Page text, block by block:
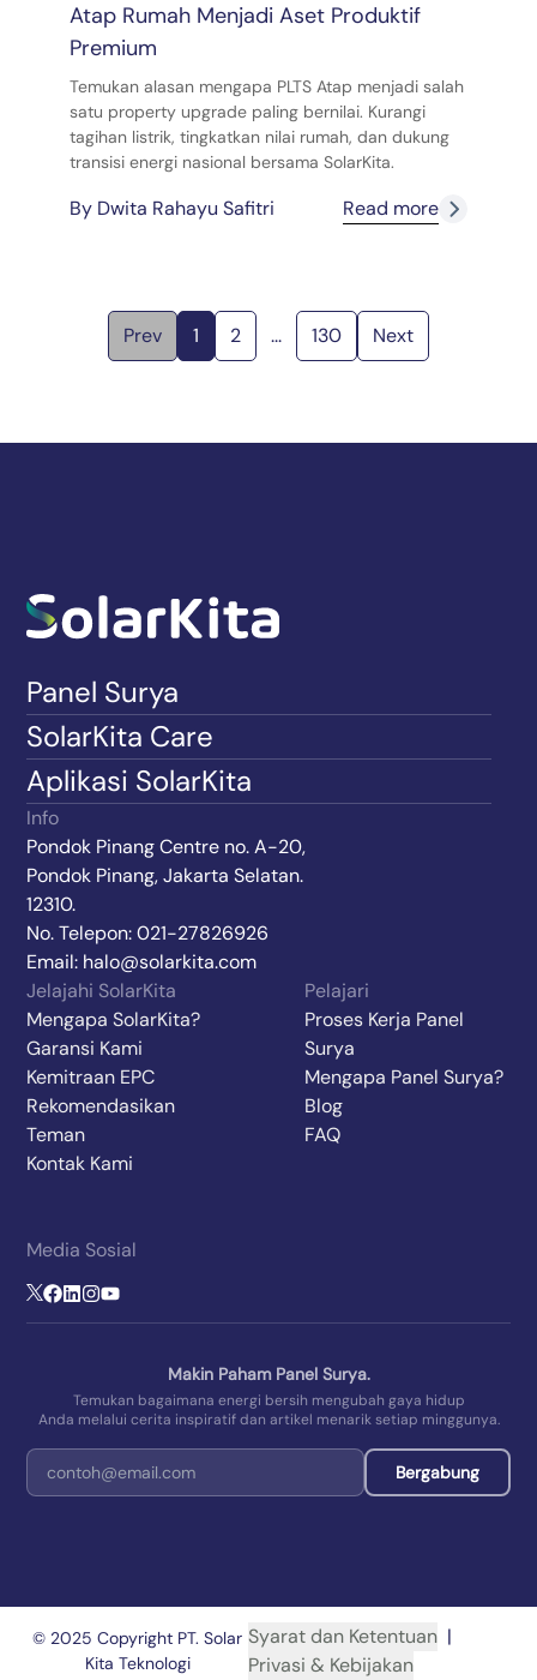
Atap Rumah Menjadi Aset Produktif
Premium
Temukan alasan mengapa PLTS Atap menjadi salah
satu property upgrade paling bernilai. Kurangi
tagihan listrik, tingkatkan nilai rumah, dan dukung
transisi energi nasional bersama SolarKita.
By Dwita Rahayu Safitri Read more
Prev 1 2 ... 130 Next
Panel Surya
SolarKita Care
Aplikasi SolarKita
Info
Pondok Pinang Centre no. A-20,
Pondok Pinang, Jakarta Selatan.
12310.
No. Telepon: 021-27826926
Email: halo@solarkita.com
Jelajahi SolarKita
Mengapa SolarKita?
Garansi Kami
Kemitraan EPC
Rekomendasikan
Teman
Kontak Kami
Pelajari
Proses Kerja Panel
Surya
Mengapa Panel Surya?
Blog
FAQ
Media Sosial
Makin Paham Panel Surya.
Temukan bagaimana energi bersih mengubah gaya hidup
Anda melalui cerita inspiratif dan artikel menarik setiap minggunya.
Bergabung
© 2025 Copyright PT. Solar
Kita Teknologi
Syarat dan Ketentuan |
Privasi & Kebijakan